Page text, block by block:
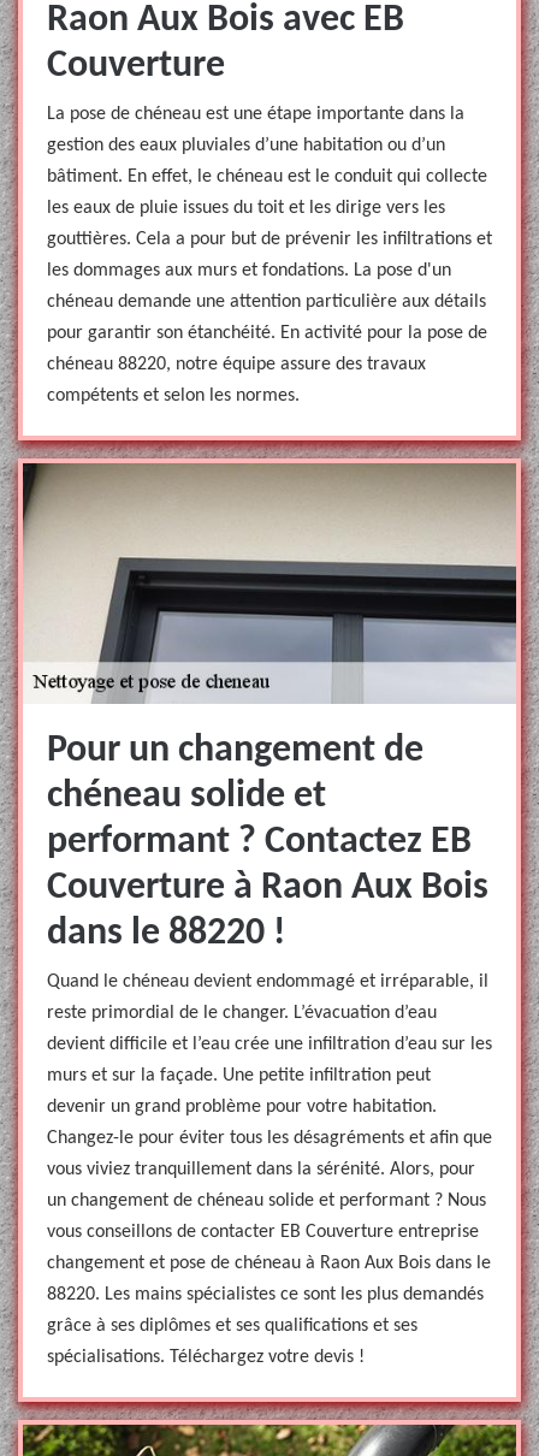
Raon Aux Bois avec EB
Couverture
La pose de chéneau est une étape importante dans la
gestion des eaux pluviales d’une habitation ou d’un
bâtiment. En effet, le chéneau est le conduit qui collecte
les eaux de pluie issues du toit et les dirige vers les
gouttières. Cela a pour but de prévenir les infiltrations et
les dommages aux murs et fondations. La pose d'un
chéneau demande une attention particulière aux détails
pour garantir son étanchéité. En activité pour la pose de
chéneau 88220, notre équipe assure des travaux
compétents et selon les normes.
Pour un changement de
chéneau solide et
performant ? Contactez EB
Couverture à Raon Aux Bois
dans le 88220 !
Quand le chéneau devient endommagé et irréparable, il
reste primordial de le changer. L’évacuation d’eau
devient difficile et l’eau crée une infiltration d’eau sur les
murs et sur la façade. Une petite infiltration peut
devenir un grand problème pour votre habitation.
Changez-le pour éviter tous les désagréments et afin que
vous viviez tranquillement dans la sérénité. Alors, pour
un changement de chéneau solide et performant ? Nous
vous conseillons de contacter EB Couverture entreprise
changement et pose de chéneau à Raon Aux Bois dans le
88220. Les mains spécialistes ce sont les plus demandés
grâce à ses diplômes et ses qualifications et ses
spécialisations. Téléchargez votre devis !